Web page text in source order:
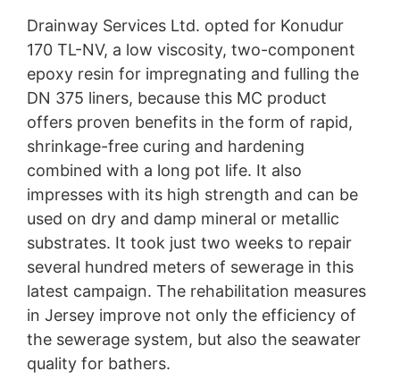
Drainway Services Ltd. opted for Konudur
170 TL-NV, a low viscosity, two-component
epoxy resin for impregnating and fulling the
DN 375 liners, because this MC product
offers proven benefits in the form of rapid,
shrinkage-free curing and hardening
combined with a long pot life. It also
impresses with its high strength and can be
used on dry and damp mineral or metallic
substrates. It took just two weeks to repair
several hundred meters of sewerage in this
latest campaign. The rehabilitation measures
in Jersey improve not only the efficiency of
the sewerage system, but also the seawater
quality for bathers.